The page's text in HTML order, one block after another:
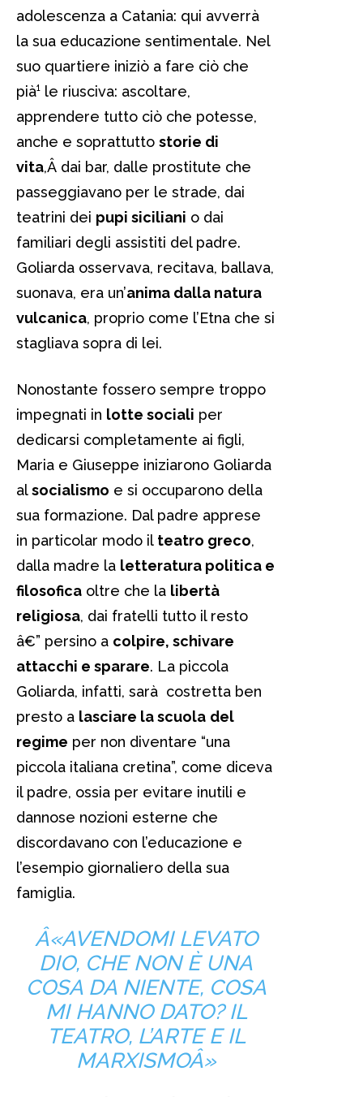
adolescenza a Catania: qui avverrà
la sua educazione sentimentale. Nel
suo quartiere iniziò a fare ciò che
pià¹ le riusciva: ascoltare,
apprendere tutto ciò che potesse,
anche e soprattutto storie di
vita,Â dai bar, dalle prostitute che
passeggiavano per le strade, dai
teatrini dei pupi siciliani o dai
familiari degli assistiti del padre.
Goliarda osservava, recitava, ballava,
suonava, era un’anima dalla natura
vulcanica, proprio come l’Etna che si
stagliava sopra di lei.
Nonostante fossero sempre troppo
impegnati in lotte sociali per
dedicarsi completamente ai figli,
Maria e Giuseppe iniziarono Goliarda
alsocialismo e si occuparono della
sua formazione. Dal padre apprese
in particolar modo il teatro greco,
dalla madre la letteratura politica e
filosofica oltre che la libertà
religiosa, dai fratelli tutto il resto
â€” persino a colpire, schivare
attacchi e sparare. La piccola
Goliarda, infatti, sarà costretta ben
presto a lasciare la scuola del
regime per non diventare “una
piccola italiana cretina”, come diceva
il padre, ossia per evitare inutili e
dannose nozioni esterne che
discordavano con l’educazione e
l’esempio giornaliero della sua
famiglia.
Â«AVENDOMI LEVATO
DIO, CHE NON È UNA
COSA DA NIENTE, COSA
MI HANNO DATO? IL
TEATRO, L’ARTE E IL
MARXISMOÂ»